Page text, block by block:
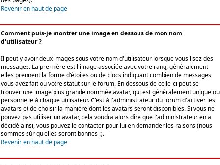
Revenir en haut de page
Comment puis-je montrer une image en dessous de mon nom
d'utilisateur ?
Il peut y avoir deux images sous votre nom d'utilisateur lorsque vous lisez des
messages. La première est l'image associée avec votre rang, généralement
elles prennent la forme d'étoiles ou de blocs indiquant combien de messages
vous avez fait ou votre statut sur le forum. En dessous de celle-ci peut se
trouver une image plus grande nommée avatar, qui est généralement unique ou
personnelle à chaque utilisateur. C'est à l'administrateur du forum d'activer les
avatars et de choisir la manière dont les avatars seront disponibles. Si vous ne
pouvez pas utiliser un avatar, cela voudra alors dire que l'administrateur en a
décidé ainsi, vous pouvez le contacter pour lui en demander les raisons (nous
sommes sûr qu'elles seront bonnes !).
Revenir en haut de page